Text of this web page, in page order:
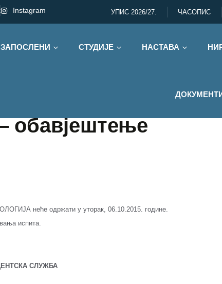
Instagram УПИС 2026/27. ЧАСОПИС
ЗАПОСЛЕНИ СТУДИЈЕ НАСТАВА
обавјештење
неће одржати у уторак, 06.10.2015. године.
испита.
СЛУЖБА